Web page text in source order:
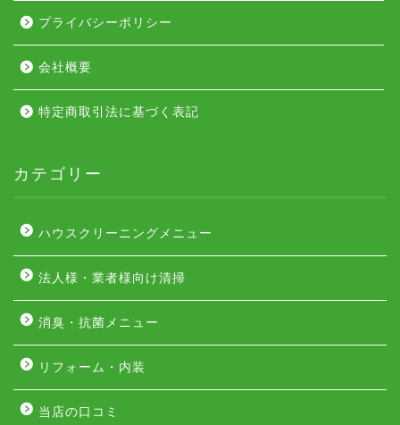
プライバシーポリシー
会社概要
特定商取引法に基づく表記
カテゴリー
ハウスクリーニングメニュー
法人様・業者様向け清掃
消臭・抗菌メニュー
リフォーム・内装
当店の口コミ